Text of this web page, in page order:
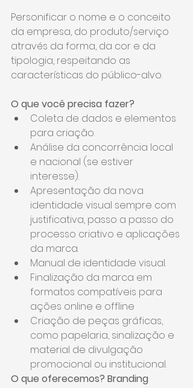
Personificar o nome e o conceito
da empresa, do produto/serviço
através da forma, da cor e da
tipologia, respeitando as
características do público-alvo.
O que você precisa fazer?
Coleta de dados e elementos
para criação.
Análise da concorrência local
e nacional (se estiver
interesse).
Apresentação da nova
identidade visual sempre com
justificativa, passo a passo do
processo criativo e aplicações
da marca.
Manual de identidade visual.
Finalização da marca em
formatos compatíveis para
ações online e offline
Criação de peças gráficas,
como papelaria, sinalização e
material de divulgação
promocional ou institucional.
O que oferecemos? Branding